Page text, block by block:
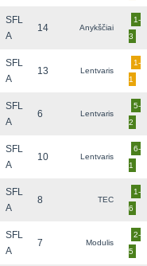
SFL
A
14 Anykščiai
1-
3
SFL
A
13 Lentvaris
1-
1
SFL
A
6 Lentvaris
5-
2
SFL
A
10 Lentvaris
6-
1
SFL
A
8 TEC
1-
6
SFL
A
7 Modulis
2-
5